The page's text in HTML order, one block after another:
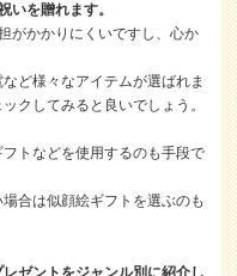
いを贈れます。
がかかりにくいですし、心か
ど様々なアイテムが選ばれま
クしてみると良いでしょう。
トなどを使用するのも手段で
合は似顔絵ギフトを選ぶのも
ゼントをジャンル別に紹介し